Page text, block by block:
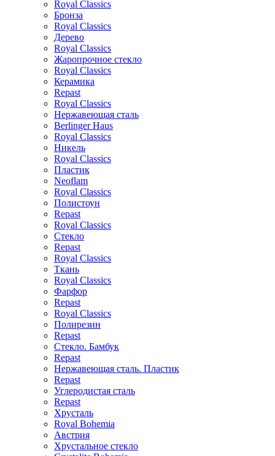
Royal Classics
Бронза
Royal Classics
Дерево
Royal Classics
Жаропрочное стекло
Royal Classics
Керамика
Repast
Royal Classics
Нержавеющая сталь
Berlinger Haus
Royal Classics
Никель
Royal Classics
Пластик
Neoflam
Royal Classics
Полистоун
Repast
Royal Classics
Стекло
Repast
Royal Classics
Ткань
Royal Classics
Фарфор
Repast
Royal Classics
Полирезин
Repast
Стекло. Бамбук
Repast
Нержавеющая сталь. Пластик
Repast
Углеродистая сталь
Repast
Хрусталь
Royal Bohemia
Австрия
Хрустальное стекло